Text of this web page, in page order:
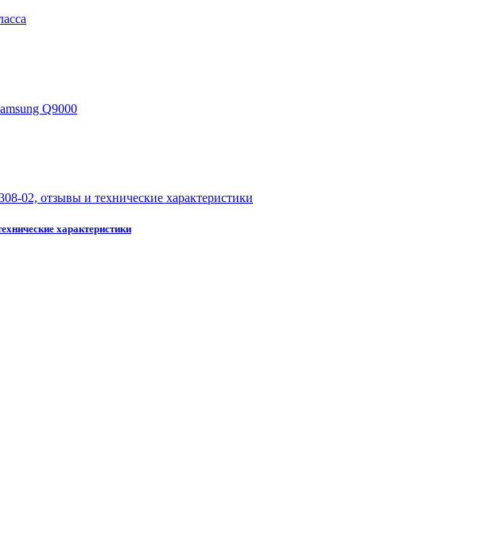
характеристики